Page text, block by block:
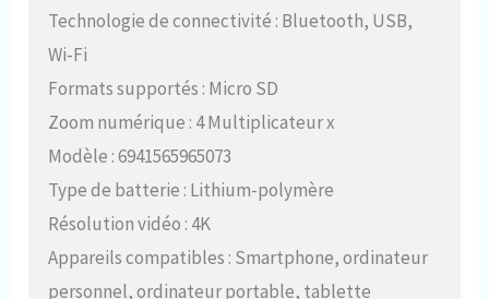
Technologie de connectivité : Bluetooth, USB,
Wi-Fi
Formats supportés : Micro SD
Zoom numérique : 4 Multiplicateur x
Modèle : 6941565965073
Type de batterie : Lithium-polymère
Résolution vidéo : 4K
Appareils compatibles : Smartphone, ordinateur
personnel, ordinateur portable, tablette